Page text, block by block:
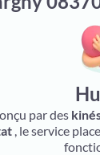
par des
, le service